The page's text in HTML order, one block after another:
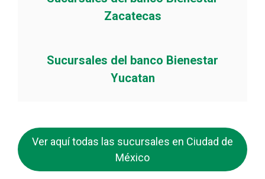
Zacatecas
Sucursales del banco Bienestar
Yucatan
Ver aquí todas las sucursales en Ciudad de
México